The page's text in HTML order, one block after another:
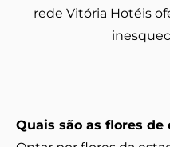
rede Vitória Hotéis
Quais são as flores de